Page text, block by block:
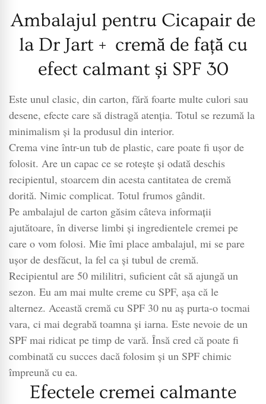
Ambalajul pentru Cicapair de
la Dr Jart + cremă de față cu
efect calmant și SPF 30
Este unul clasic, din carton, fără foarte multe culori sau
desene, efecte care să distragă atenția. Totul se rezumă la
minimalism și la produsul din interior.
Crema vine într-un tub de plastic, care poate fi ușor de
folosit. Are un capac ce se rotește și odată deschis
recipientul, stoarcem din acesta cantitatea de cremă
dorită. Nimic complicat. Totul frumos gândit.
Pe ambalajul de carton găsim câteva informații
ajutătoare, în diverse limbi și ingredientele cremei pe
care o vom folosi. Mie îmi place ambalajul, mi se pare
ușor de desfăcut, la fel ca și tubul de cremă.
Recipientul are 50 mililitri, suficient cât să ajungă un
sezon. Eu am mai multe creme cu SPF, așa că le
alternez. Această cremă cu SPF 30 nu aș purta-o tocmai
vara, ci mai degrabă toamna și iarna. Este nevoie de un
SPF mai ridicat pe timp de vară. Însă cred că poate fi
combinată cu succes dacă folosim și un SPF chimic
împreună cu ea.
Efectele cremei calmante